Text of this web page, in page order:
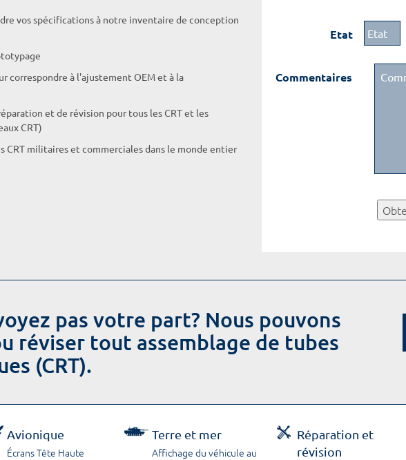
vos spécifications à notre inventaire de conception
correspondre à l'ajustement OEM et à la
et de révision pour tous les CRT et les
CRT)
CRT militaires et commerciales dans le monde entier
Etat
Commentaires
pas votre part? Nous pouvons
réviser tout assemblage de tubes
(CRT).
Avionique
Écrans Tête Haute
Terre et mer
Affichage du véhicule au
Réparation et
révision